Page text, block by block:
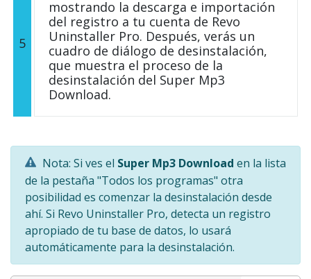
5
mostrando la descarga e importación
del registro a tu cuenta de Revo
Uninstaller Pro. Después, verás un
cuadro de diálogo de desinstalación,
que muestra el proceso de la
desinstalación del Super Mp3
Download.
Nota: Si ves el Super Mp3 Download en la lista
de la pestaña "Todos los programas" otra
posibilidad es comenzar la desinstalación desde
ahí. Si Revo Uninstaller Pro, detecta un registro
apropiado de tu base de datos, lo usará
automáticamente para la desinstalación.